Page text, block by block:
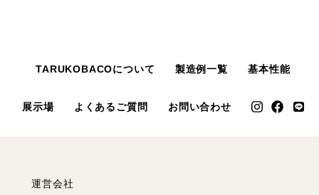
TARUKOBACOについて 製造例一覧 基本性能
展示場 よくあるご質問 お問い合わせ
運営会社